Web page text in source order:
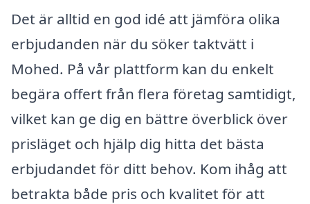
Det är alltid en god idé att jämföra olika
erbjudanden när du söker taktvätt i
Mohed. På vår plattform kan du enkelt
begära offert från flera företag samtidigt,
vilket kan ge dig en bättre överblick över
prisläget och hjälp dig hitta det bästa
erbjudandet för ditt behov. Kom ihåg att
betrakta både pris och kvalitet för att